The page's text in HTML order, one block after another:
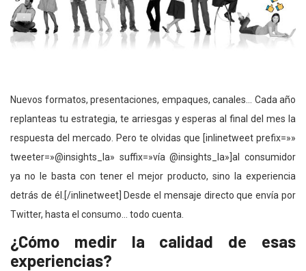
Nuevos formatos, presentaciones, empaques, canales… Cada año
replanteas tu estrategia, te arriesgas y esperas al final del mes la
respuesta del mercado. Pero te olvidas que [inlinetweet prefix=»»
tweeter=»@insights_la» suffix=»vía @insights_la»]al consumidor
ya no le basta con tener el mejor producto, sino la experiencia
detrás de él.[/inlinetweet] Desde el mensaje directo que envía por
Twitter, hasta el consumo… todo cuenta.
¿Cómo medir la calidad de esas
experiencias?